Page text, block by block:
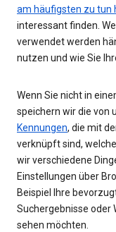
am häufigsten zu tun
interessant finden.
verwendet werden
nutzen und wie Sie
Wenn Sie nicht in
speichern wir die von
Kennungen, die mit
verknüpft sind,
wir verschiedene
Einstellungen über
Beispiel Ihre
Suchergebnisse oder
sehen möchten.